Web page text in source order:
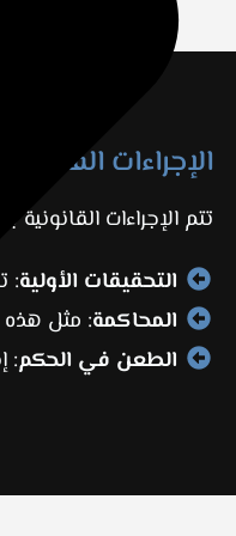
الإجراءات
تتم الإجراءات
التحقيقات الأولية:
المحاكمة: مثل هذه
الطعن في الحكم: